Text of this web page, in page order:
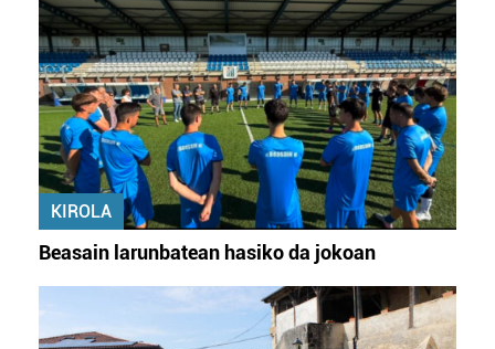
KIROLA
Beasain larunbatean hasiko da jokoan